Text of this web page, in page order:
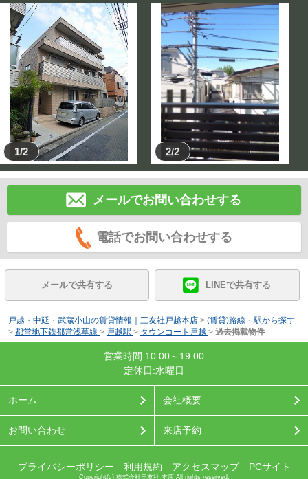
1/2 2/2
メールでお問い合わせする
電話でお問い合わせする
メールで共有する LINEで共有する
戸越・中延・武蔵小山の賃貸情報｜三友社戸越本店 > (賃貸)路線・駅から探す
> 都営地下鉄都営浅草線 > 戸越駅 > タウンコート戸越 > 過去掲載物件
営業時間:10:00～19:00
定休日:水曜日
ホーム 会社概要
お問い合わせ 来店予約
プライバシーポリシー 利用規約 アクセスマップ PCサイト
Copyright(c) 株式会社三友社 本店 All rights reserved.